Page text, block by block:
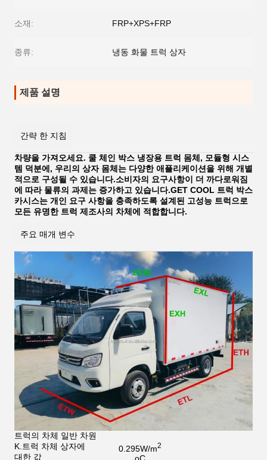
소재: FRP+XPS+FRP
종류: 냉동 화물 트럭 상자
제품 설명
간략 한 지침
차량을 가져오세요. 쿨 체인 박스 냉장용 트럭 몸체, 모듈형 시스
템 덕분에, 우리의 상자 몸체는 다양한 애플리케이션을 위해 개별
적으로 구성될 수 있습니다.소비자의 요구사항이 더 까다로워짐
에 따라 물류의 과제는 증가하고 있습니다.GET COOL 트럭 박스
카시스는 개인 요구 사항을 충족하도록 설계된 고성능 트럭으로
모든 유명한 트럭 제조사의 차체에 적합합니다.
주요 매개 변수
트럭의 차체 일반 차원
K.트럭 차체 상자에
대한 값
0.295W/m2
oC